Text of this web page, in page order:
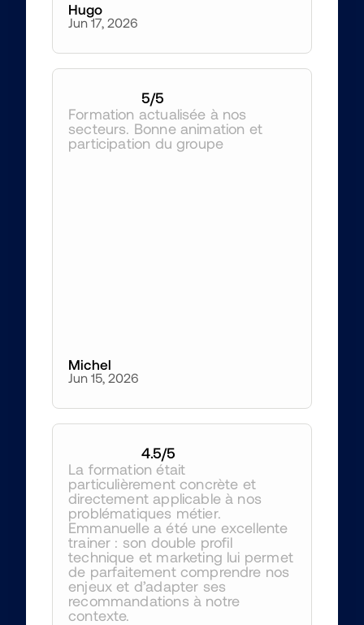
Hugo
Jun 17, 2026
5/5
Formation actualisée à nos
secteurs. Bonne animation et
participation du groupe
Michel
Jun 15, 2026
4.5/5
La formation était
particulièrement concrète et
directement applicable à nos
problématiques métier.
Emmanuelle a été une excellente
trainer : son double profil
technique et marketing lui permet
de parfaitement comprendre nos
enjeux et d’adapter ses
recommandations à notre
contexte.